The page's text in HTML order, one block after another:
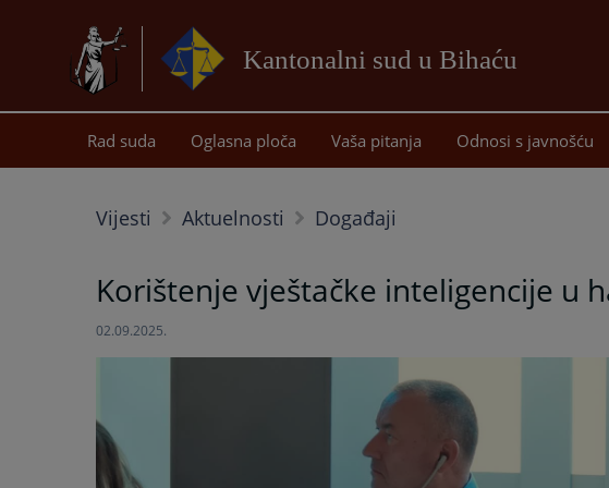
Kantonalni sud u Bihaću
sadržaj
Rad suda Oglasna ploča Vaša pitanja Odnosi s javnošću
Vijesti Aktuelnosti Događaji
Korištenje vještačke inteligencije u
02.09.2025.